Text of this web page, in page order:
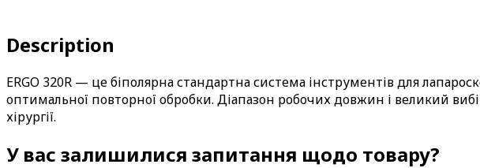
Description
ERGO 320R — це біполярна стандартна система інструментів для
оптимальної повторної обробки. Діапазон робочих довжин і великий
хірургії.
У вас залишилися запитання щодо товару?